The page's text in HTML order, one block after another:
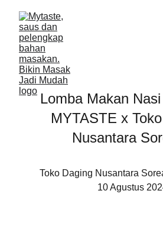
Lomba Makan
MYTASTE x
Nusantara
Toko Daging Nusantara
10 Agustus